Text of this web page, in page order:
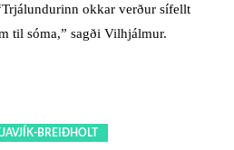
okkar verður sífellt
til sóma,” sagði Vilhjálmur.
BREIÐHOLT